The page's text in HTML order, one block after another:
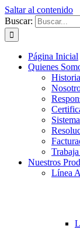
Saltar al contenido
Buscar:
Página Inicial
Quienes
Historia
Nuestros
Línea